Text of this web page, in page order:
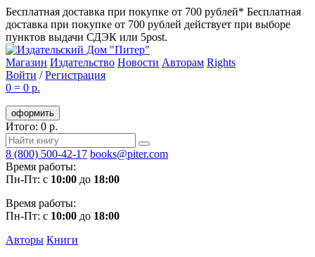
Бесплатная доставка при покупке от 700 рублей* Бесплатная
доставка при покупке от 700 рублей действует при выборе
пунктов выдачи СДЭК или 5post.
Магазин Издательство Новости Авторам Rights
Войти /Регистрация
0 = 0 р.
оформить
Итого: 0 р.
8 (800) 500-42-17 books@piter.com
Время работы:
Пн-Пт: с 10:00 до 18:00
Время работы:
Пн-Пт: с 10:00 до 18:00
Авторы Книги